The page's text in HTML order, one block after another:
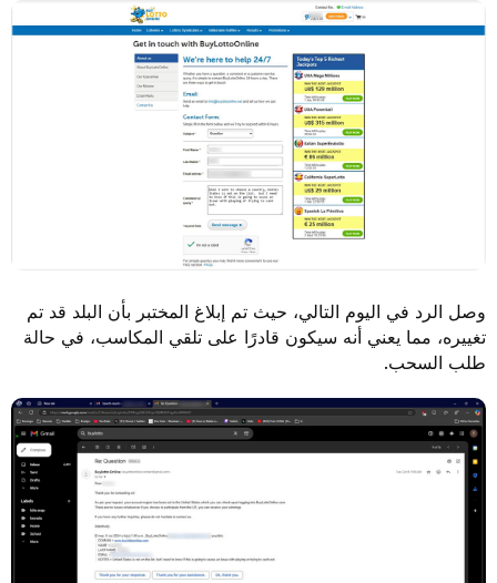
وصل الرد في اليوم التالي، حيث تم إبلاغ المختبر بأن البلد قد تم
تغييره، مما يعني أنه سيكون قادرًا على تلقي المكاسب، في حالة
طلب السحب.